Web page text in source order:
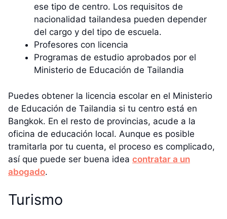
ese tipo de centro. Los requisitos de
nacionalidad tailandesa pueden depender
del cargo y del tipo de escuela.
Profesores con licencia
Programas de estudio aprobados por el
Ministerio de Educación de Tailandia
Puedes obtener la licencia escolar en el Ministerio
de Educación de Tailandia si tu centro está en
Bangkok. En el resto de provincias, acude a la
oficina de educación local. Aunque es posible
tramitarla por tu cuenta, el proceso es complicado,
así que puede ser buena idea contratar a un
abogado.
Turismo